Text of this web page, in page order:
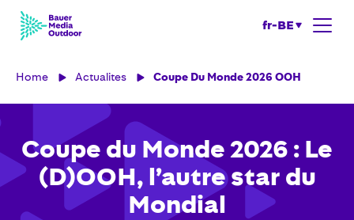
fr-BE
Home Actualites Coupe Du Monde 2026 OOH
Coupe du Monde 2026 : Le
(D)OOH, l’autre star du
Mondial